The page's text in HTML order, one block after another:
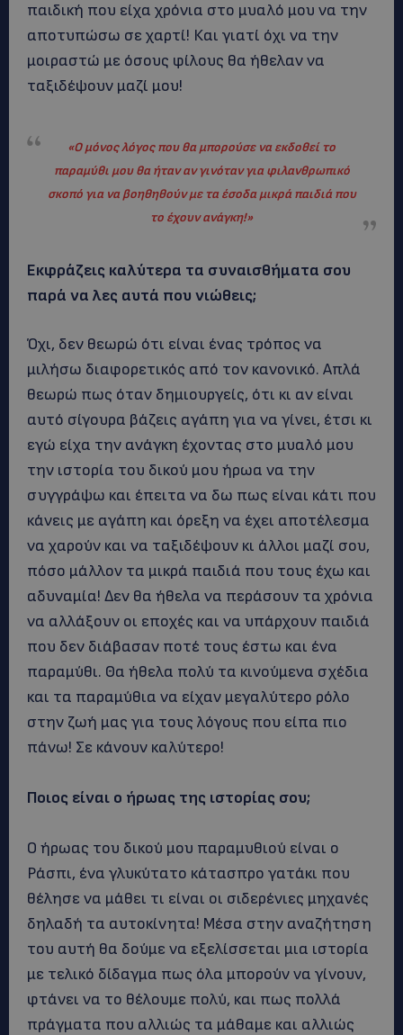
παιδική που είχα χρόνια στο μυαλό μου να την
αποτυπώσω σε χαρτί! Και γιατί όχι να την
μοιραστώ με όσους φίλους θα ήθελαν να
ταξιδέψουν μαζί μου!
«Ο μόνος λόγος που θα μπορούσε να εκδοθεί το
παραμύθι μου θα ήταν αν γινόταν για φιλανθρωπικό
σκοπό για να βοηθηθούν με τα έσοδα μικρά παιδιά που
το έχουν ανάγκη!»
Εκφράζεις καλύτερα τα συναισθήματα σου
παρά να λες αυτά που νιώθεις;
Όχι, δεν θεωρώ ότι είναι ένας τρόπος να
μιλήσω διαφορετικός από τον κανονικό. Απλά
θεωρώ πως όταν δημιουργείς, ότι κι αν είναι
αυτό σίγουρα βάζεις αγάπη για να γίνει, έτσι κι
εγώ είχα την ανάγκη έχοντας στο μυαλό μου
την ιστορία του δικού μου ήρωα να την
συγγράψω και έπειτα να δω πως είναι κάτι που
κάνεις με αγάπη και όρεξη να έχει αποτέλεσμα
να χαρούν και να ταξιδέψουν κι άλλοι μαζί σου,
πόσο μάλλον τα μικρά παιδιά που τους έχω και
αδυναμία! Δεν θα ήθελα να περάσουν τα χρόνια
να αλλάξουν οι εποχές και να υπάρχουν παιδιά
που δεν διάβασαν ποτέ τους έστω και ένα
παραμύθι. Θα ήθελα πολύ τα κινούμενα σχέδια
και τα παραμύθια να είχαν μεγαλύτερο ρόλο
στην ζωή μας για τους λόγους που είπα πιο
πάνω! Σε κάνουν καλύτερο!
Ποιος είναι ο ήρωας της ιστορίας σου;
Ο ήρωας του δικού μου παραμυθιού είναι ο
Ράσπι, ένα γλυκύτατο κάτασπρο γατάκι που
θέλησε να μάθει τι είναι οι σιδερένιες μηχανές
δηλαδή τα αυτοκίνητα! Μέσα στην αναζήτηση
του αυτή θα δούμε να εξελίσσεται μια ιστορία
με τελικό δίδαγμα πως όλα μπορούν να γίνουν,
φτάνει να το θέλουμε πολύ, και πως πολλά
πράγματα που αλλιώς τα μάθαμε και αλλιώς